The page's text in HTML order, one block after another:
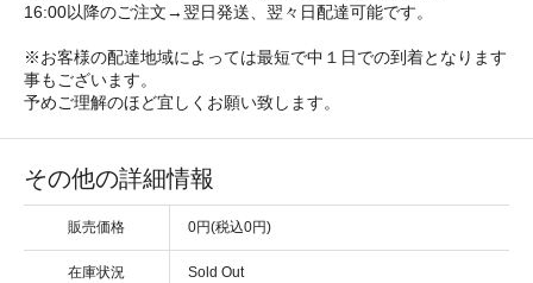
16:00以降のご注文→翌日発送、翌々日配達可能です。
※お客様の配達地域によっては最短で中１日での到着となります
事もございます。
予めご理解のほど宜しくお願い致します。
その他の詳細情報
販売価格 0円(税込0円)
在庫状況 Sold Out